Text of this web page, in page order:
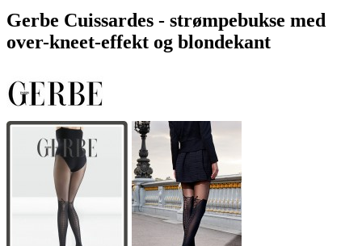
Gerbe Cuissardes - strømpebukse med
over-kneet-effekt og blondekant